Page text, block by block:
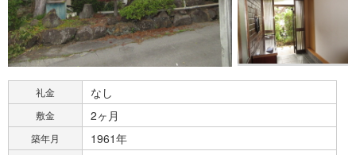
礼金 なし
敷金 2ヶ月
築年月 1961年